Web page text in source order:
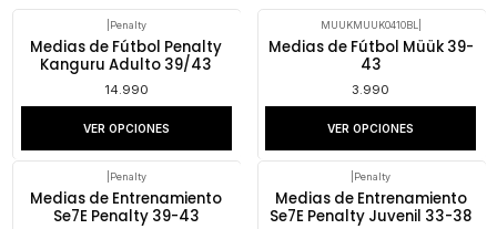
Penalty
Medias de Fútbol Penalty
Kanguru Adulto 39/43
14.990
VER OPCIONES
MUUKMUUK0410BL
Medias de Fútbol Müük 39-
43
3.990
VER OPCIONES
Penalty
Medias de Entrenamiento
Se7E Penalty 39-43
Penalty
Medias de Entrenamiento
Se7E Penalty Juvenil 33-38